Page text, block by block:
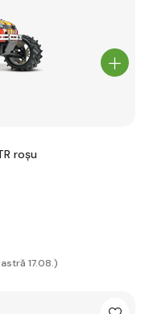
roșu
17.08.)